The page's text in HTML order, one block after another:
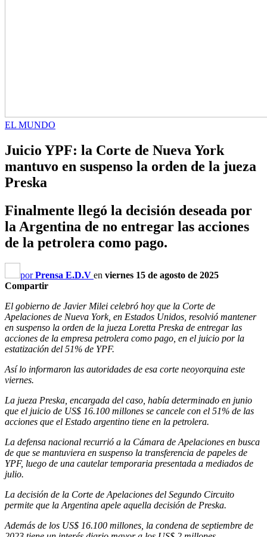
EL MUNDO
Juicio YPF: la Corte de Nueva York
mantuvo en suspenso la orden de la jueza
Preska
Finalmente llegó la decisión deseada por
la Argentina de no entregar las acciones
de la petrolera como pago.
porPrensa E.D.V en viernes 15 de agosto de 2025
Compartir
El gobierno de Javier Milei celebró hoy que la Corte de
Apelaciones de Nueva York, en Estados Unidos, resolvió mantener
en suspenso la orden de la jueza Loretta Preska de entregar las
acciones de la empresa petrolera como pago, en el juicio por la
estatización del 51% de YPF.
Así lo informaron las autoridades de esa corte neoyorquina este
viernes.
La jueza Preska, encargada del caso, había determinado en junio
que el juicio de US$ 16.100 millones se cancele con el 51% de las
acciones que el Estado argentino tiene en la petrolera.
La defensa nacional recurrió a la Cámara de Apelaciones en busca
de que se mantuviera en suspenso la transferencia de papeles de
YPF, luego de una cautelar temporaria presentada a mediados de
julio.
La decisión de la Corte de Apelaciones del Segundo Circuito
permite que la Argentina apele aquella decisión de Preska.
Además de los US$ 16.100 millones, la condena de septiembre de